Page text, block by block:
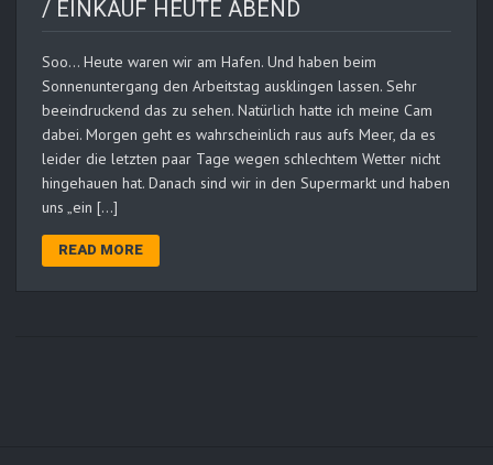
/ EINKAUF HEUTE ABEND
Soo… Heute waren wir am Hafen. Und haben beim
Sonnenuntergang den Arbeitstag ausklingen lassen. Sehr
beeindruckend das zu sehen. Natürlich hatte ich meine Cam
dabei. Morgen geht es wahrscheinlich raus aufs Meer, da es
leider die letzten paar Tage wegen schlechtem Wetter nicht
hingehauen hat. Danach sind wir in den Supermarkt und haben
uns „ein […]
READ MORE